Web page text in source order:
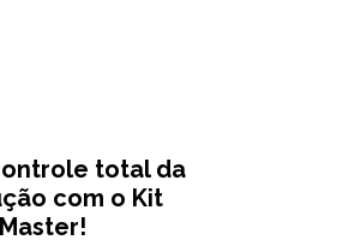
total da
com o Kit